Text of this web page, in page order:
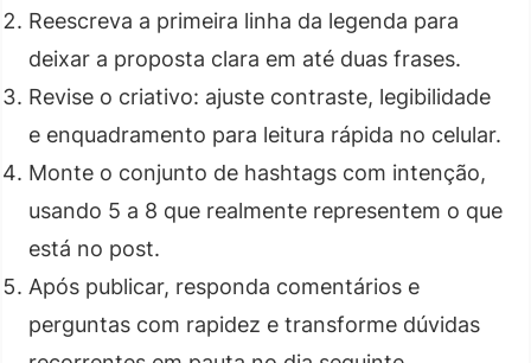
Reescreva a primeira linha da legenda para
deixar a proposta clara em até duas frases.
Revise o criativo: ajuste contraste, legibilidade
e enquadramento para leitura rápida no celular.
Monte o conjunto de hashtags com intenção,
usando 5 a 8 que realmente representem o que
está no post.
Após publicar, responda comentários e
perguntas com rapidez e transforme dúvidas